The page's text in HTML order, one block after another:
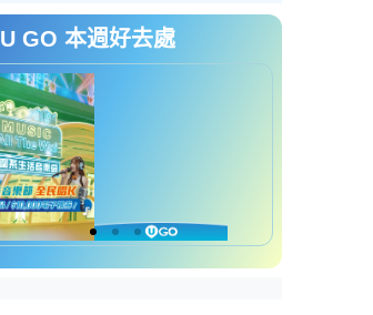
U GO 本週好去處